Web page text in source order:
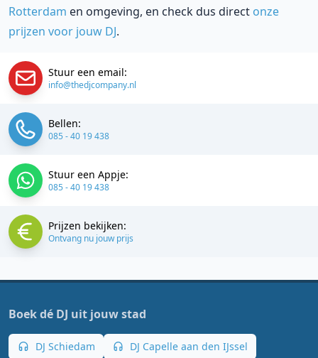
Rotterdam en omgeving, en check dus direct onze
prijzen voor jouw DJ.
Stuur een email:
info@thedjcompany.nl
Bellen:
085 - 40 19 438
Stuur een Appje:
085 - 40 19 438
Prijzen bekijken:
Ontvang nu jouw prijs
Boek dé DJ uit jouw stad
DJ Schiedam
DJ Capelle aan den IJssel